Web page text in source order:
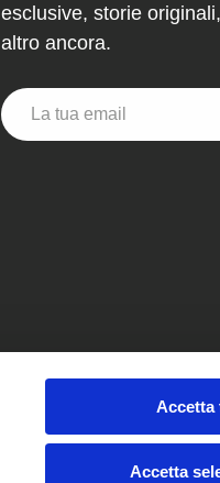
Accetta
Accetta
esclusive, storie
altro ancora.
Email